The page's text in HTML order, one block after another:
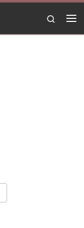
Search